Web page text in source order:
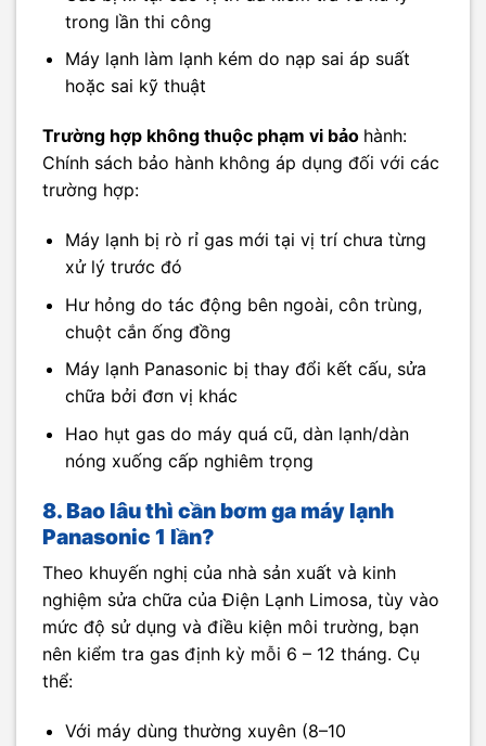
trong lần thi công
Máy lạnh làm lạnh kém do nạp sai áp suất
hoặc sai kỹ thuật
Trường hợp không thuộc phạm vi bảo hành:
Chính sách bảo hành không áp dụng đối với các
trường hợp:
Máy lạnh bị rò rỉ gas mới tại vị trí chưa từng
xử lý trước đó
Hư hỏng do tác động bên ngoài, côn trùng,
chuột cắn ống đồng
Máy lạnh Panasonic bị thay đổi kết cấu, sửa
chữa bởi đơn vị khác
Hao hụt gas do máy quá cũ, dàn lạnh/dàn
nóng xuống cấp nghiêm trọng
8. Bao lâu thì cần bơm ga máy lạnh
Panasonic 1 lần?
Theo khuyến nghị của nhà sản xuất và kinh
nghiệm sửa chữa của Điện Lạnh Limosa, tùy vào
mức độ sử dụng và điều kiện môi trường, bạn
nên kiểm tra gas định kỳ mỗi 6 – 12 tháng. Cụ
thể:
Với máy dùng thường xuyên (8–10